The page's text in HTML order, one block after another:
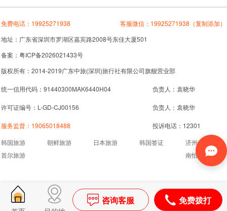
免费电话： 19925271938 客服微信： 19925271938 （复制添加）
地址：广东省深圳市罗湖区嘉宾路2008号东佳大厦501
备案：粤ICP备2026021433号
版权所有：2014-2019广东中旅(深圳)旅行社有限公司旗舰营业部
统一信用代码：91440300MAK6440H04 负责人：袁晓华
许可证编号：L-GD-CJ00156 负责人：袁晓华
服务监督： 19065018488
投诉电话：12301
韩国旅游
朝鲜旅游 日本旅游 韩国签证
济州岛旅游
首尔旅游
南怡岛旅游
咨询客服 免费拨打